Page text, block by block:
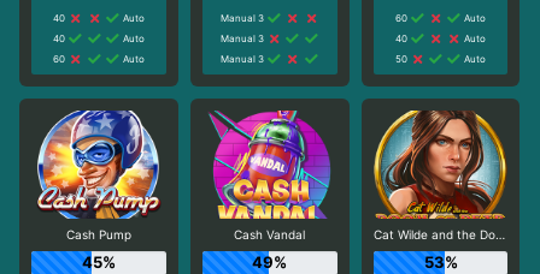
40
Auto
40
Auto
60
Auto
Manual 3
Manual 3
Manual 3
60
Auto
40
Auto
50
Auto
Cash Pump
45%
Cash Vandal
49%
Cat Wilde and the Doom of Dead
53%